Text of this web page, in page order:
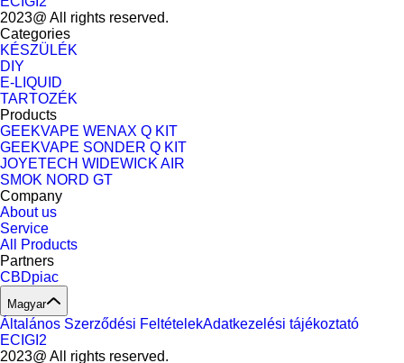
2023@ All rights reserved.
Categories
KÉSZÜLÉK
DIY
E-LIQUID
TARTOZÉK
Products
GEEKVAPE WENAX Q KIT
GEEKVAPE SONDER Q KIT
JOYETECH WIDEWICK AIR
SMOK NORD GT
Company
About us
Service
All Products
Partners
CBDpiac
Magyar
Általános Szerződési FeltételekAdatkezelési tájékoztató
ECIGI2
2023@ All rights reserved.